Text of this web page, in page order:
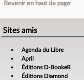
Revenir en haut de page
Sites amis
Agenda du Libre
April
Éditions D-BookeR
Éditions Diamond